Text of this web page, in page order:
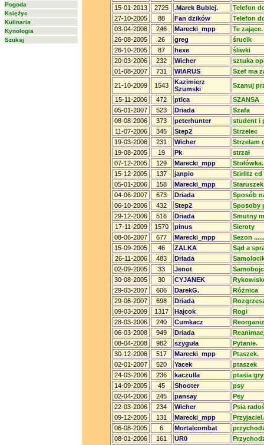
Pogoda
Księżyc
Kulinaria
Kynologia
Szukaj
15-01-2013
2725 .Marek Bublej.
Telefon
27-10-2005
88 Fan dzików
Telefon
03-04-2006
246 Marecki_mpp
Te zające.
26-08-2005
26 greg
śrucik
26-10-2005
87 hexe
śliwki
20-03-2006
232 Wicher
sztuka
01-08-2007
731 WIARUS
Szef ma
21-10-2009
1543
Kazimierz
Szumski
Szanuj
15-11-2006
472 ptica
SZANSA
05-01-2007
523 Driada
Szafa
08-08-2006
373 peterhunter
student i
11-07-2006
345 Step2
Strzelec
19-03-2006
231 Wicher
Strzelam
19-08-2005
19 Pk
strzał
07-12-2005
129 Marecki_mpp
Stołówka.
15-12-2005
137 janpio
Stirlitz cd
05-01-2006
158 Marecki_mpp
04-06-2007
673 Driada
Sposób
06-10-2006
432 Step2
Sposoby
29-12-2006
516 Driada
Smutny
17-11-2009
1570 pinus
Sieroty
08-06-2007
677 Marecki_mpp
Sezon
15-09-2005
46 ZALKA
Sąd a
26-11-2006
483 Driada
02-09-2005
33 Jenot
30-08-2005
30 CYJANEK
29-03-2007
606 DarekG.
Różnica
29-06-2007
698 Driada
09-03-2009
1317 Hajcok
Rogi
28-03-2006
240 Cumkacz
06-03-2008
949 Driada
08-04-2008
982 szyguła
Pytanie.
30-12-2006
517 Marecki_mpp
Ptaszek.
02-01-2007
520 Yacek
ptaszek
24-03-2006
236 kaczulla
ptasia
14-09-2005
45 Shooter
psy
02-04-2006
245 pansay
Psy
22-03-2006
234 Wicher
Psia
09-12-2005
131 Marecki_mpp
Przyjaciel.
06-08-2005
6 Mortalcombat
08-01-2006
161 UR0